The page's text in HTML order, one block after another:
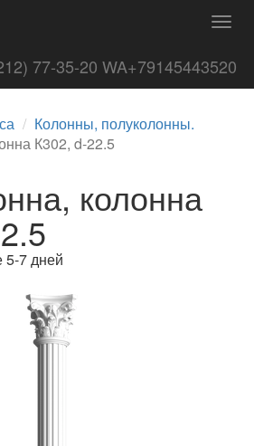
77-35-20 WA+79145443520
Колонны, полуколонны.
К302, d-22.5
колонна
5-7 дней